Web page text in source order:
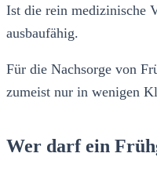
Ist die rein medizinische
ausbaufähig.
Für die Nachsorge von
zumeist nur in wenigen
Wer darf ein